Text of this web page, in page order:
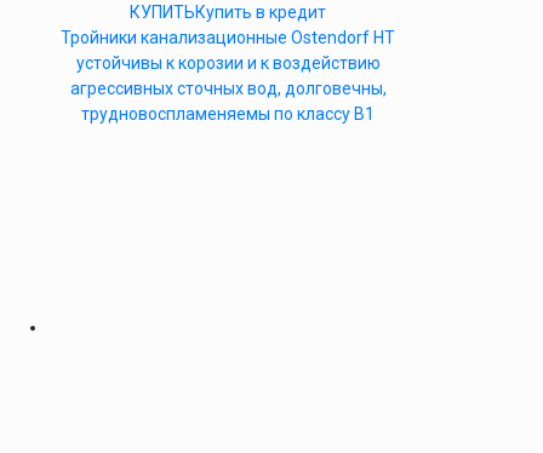
КУПИТЬКупить в кредит
Тройники канализационные Ostendorf HT
устойчивы к корозии и к воздействию
агрессивных сточных вод, долговечны,
трудновоспламеняемы по классу B1